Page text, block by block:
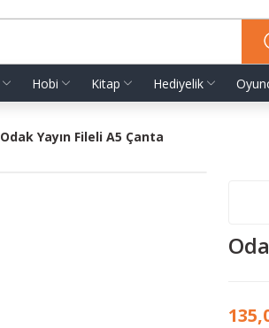
Hobi Kitap Hediyelik
Odak Yayın Fileli A5 Çanta